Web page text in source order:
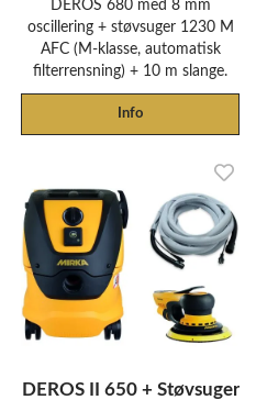
DEROS 680 med 8 mm
oscillering + støvsuger 1230 M
AFC (M-klasse, automatisk
filterrensning) + 10 m slange.
Info
DEROS II 650 + Støvsuger